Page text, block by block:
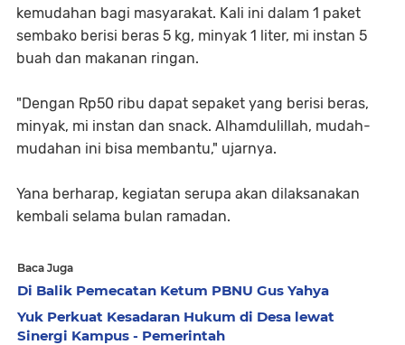
kemudahan bagi masyarakat. Kali ini dalam 1 paket
sembako berisi beras 5 kg, minyak 1 liter, mi instan 5
buah dan makanan ringan.
"Dengan Rp50 ribu dapat sepaket yang berisi beras,
minyak, mi instan dan snack. Alhamdulillah, mudah-
mudahan ini bisa membantu," ujarnya.
Yana berharap, kegiatan serupa akan dilaksanakan
kembali selama bulan ramadan.
Baca Juga
Di Balik Pemecatan Ketum PBNU Gus Yahya
Yuk Perkuat Kesadaran Hukum di Desa lewat
Sinergi Kampus - Pemerintah